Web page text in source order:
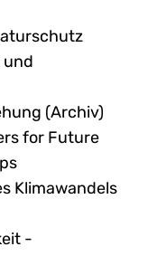
und
(Archiv)
for Future
Klimawandels
-